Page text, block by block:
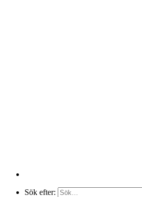
Sök efter: